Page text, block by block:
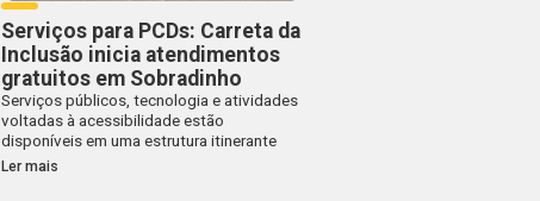
Serviços para PCDs: Carreta da
Inclusão inicia atendimentos
gratuitos em Sobradinho
Serviços públicos, tecnologia e atividades
voltadas à acessibilidade estão
disponíveis em uma estrutura itinerante
Ler mais